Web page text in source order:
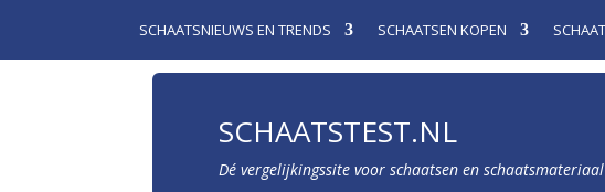
SCHAATSNIEUWS EN TRENDS SCHAATSEN KOPEN
SCHAATSTEST.NL
Dé vergelijkingssite voor schaatsen en